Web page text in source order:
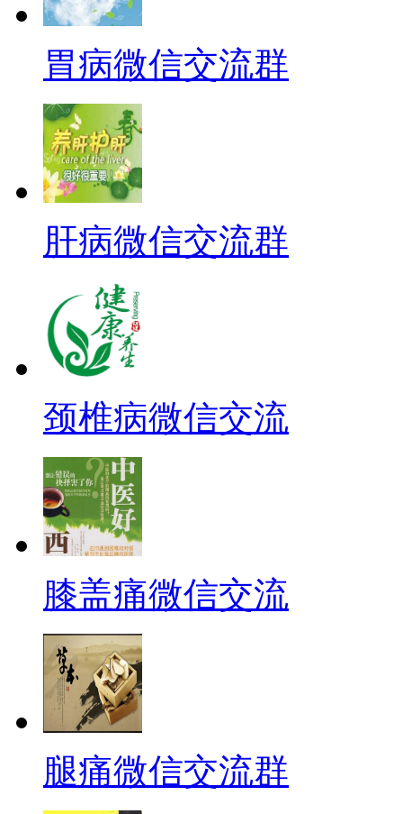
胃病微信交流群
肝病微信交流群
颈椎病微信交流
膝盖痛微信交流
腿痛微信交流群